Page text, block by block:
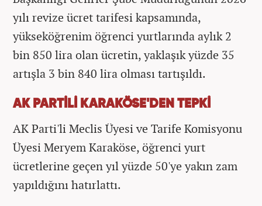
yılı revize ücret tarifesi kapsamında,
yükseköğrenim öğrenci yurtlarında aylık 2
bin 850 lira olan ücretin, yaklaşık yüzde 35
artışla 3 bin 840 lira olması tartışıldı.
AK PARTİLİ KARAKÖSE'DEN TEPKİ
AK Parti'li Meclis Üyesi ve Tarife Komisyonu
Üyesi Meryem Karaköse, öğrenci yurt
ücretlerine geçen yıl yüzde 50'ye yakın zam
yapıldığını hatırlattı.